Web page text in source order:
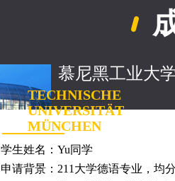
学生姓名： Yu同学
申请背景： 211大学德语专业，均
慕尼黑工业大
TECHNISCHE
UNIVERSITÄT
MÜNCHEN